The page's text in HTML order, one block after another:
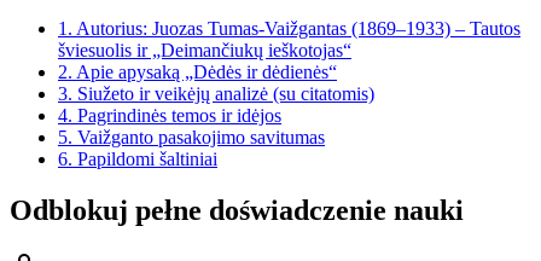
1. Autorius: Juozas Tumas-Vaižgantas (1869–1933) – Tautos
šviesuolis ir „Deimančiukų ieškotojas“
2. Apie apysaką „Dėdės ir dėdienės“
3. Siužeto ir veikėjų analizė (su citatomis)
4. Pagrindinės temos ir idėjos
5. Vaižganto pasakojimo savitumas
6. Papildomi šaltiniai
Odblokuj pełne doświadczenie nauki